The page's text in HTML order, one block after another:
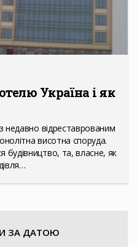
Україна і як
недавно відреставрованим
висотна споруда.
та, власне, як
ЗА ДАТОЮ